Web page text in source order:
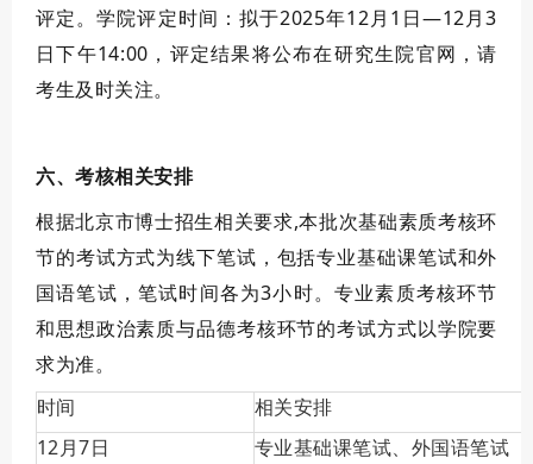
评定。学院评定时间：拟于2025年12月 1 日—12月3
日下午14:00 ，评定结果将公布在研究生院官网，请
考生及时关注。
六、考核相关安排
根据北京市博士招生相关要求,本批次基础素质考核环
节的考试方式为线下笔试，包括专业基础课笔试和外
国语笔试，笔试时间各为3小时。专业素质考核环节
和思想政治素质与品德考核环节的考试方式以学院要
求为准。
时间
相关安排
12月7日
专业基础课笔试、外国语笔试